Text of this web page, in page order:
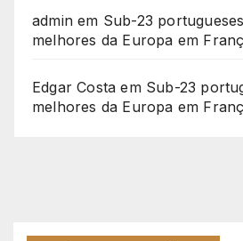
admin em Sub-23
melhores da Europa em
Edgar Costa em Sub-23
melhores da Europa em